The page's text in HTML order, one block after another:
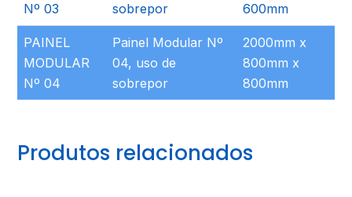
Nº 03
sobrepor
600mm
PAINEL
MODULAR
Nº 04
Painel Modular Nº
04, uso de
sobrepor
2000mm x
800mm x
800mm
Produtos relacionados